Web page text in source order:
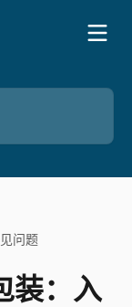
问题
装：入